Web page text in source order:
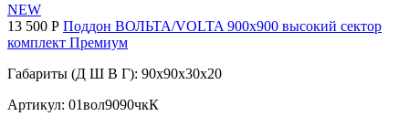
NEW
13 500 Р Поддон ВОЛЬТА/VOLTA 900х900 высокий сектор
комплект Премиум
Габариты (Д Ш В Г): 90x90x30x20
Артикул: 01вол9090чкК